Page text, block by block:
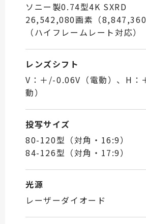
ソニー製0.74型4K SXRD
26,542,080画素（
（ハイフレームレート対応）
レンズシフト
V：＋/-0.06V（電動）、 H：
動）
投写サイズ
80-120型（対角・16:9）
84-126型（対角・17:9）
光源
レーザーダイオード